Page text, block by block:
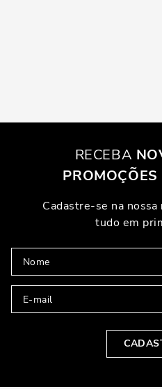
RECEBA
PROMOÇÕES
Cadastre-se na nossa
tudo em